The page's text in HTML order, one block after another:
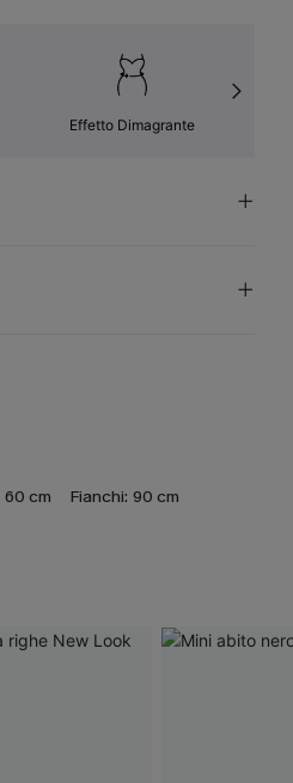
Effetto Dimagrante
60 cm Fianchi: 90 cm